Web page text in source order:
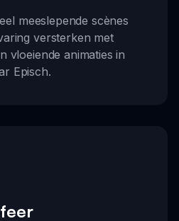
meeslepende scènes
versterken met
vloeiende animaties in
Episch.